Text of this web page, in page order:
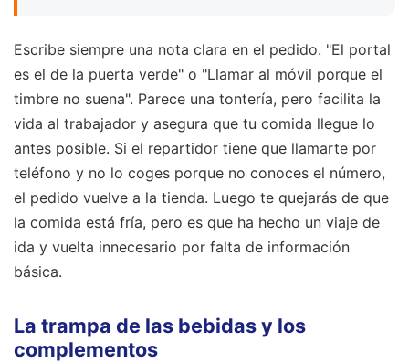
Escribe siempre una nota clara en el pedido. "El portal
es el de la puerta verde" o "Llamar al móvil porque el
timbre no suena". Parece una tontería, pero facilita la
vida al trabajador y asegura que tu comida llegue lo
antes posible. Si el repartidor tiene que llamarte por
teléfono y no lo coges porque no conoces el número,
el pedido vuelve a la tienda. Luego te quejarás de que
la comida está fría, pero es que ha hecho un viaje de
ida y vuelta innecesario por falta de información
básica.
La trampa de las bebidas y los
complementos